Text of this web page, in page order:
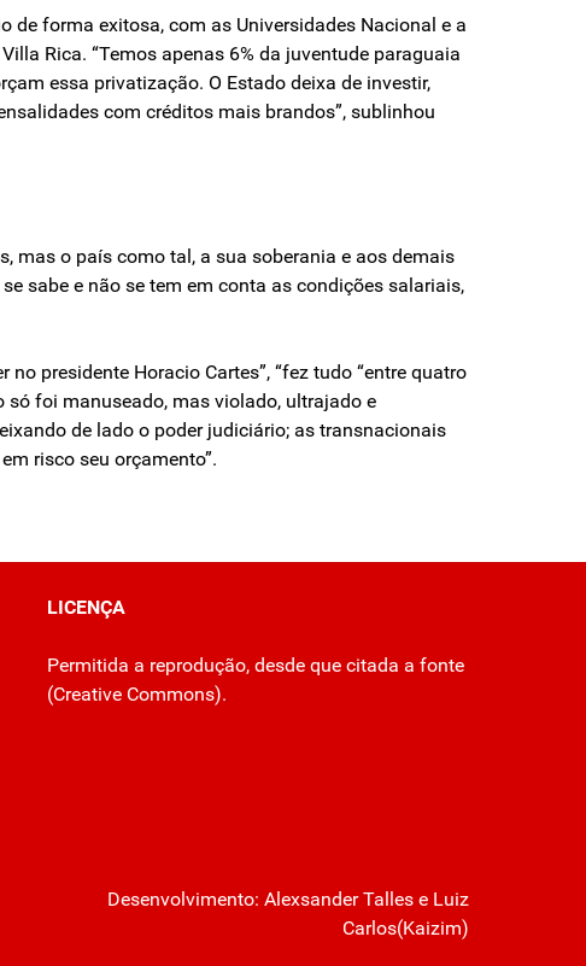
de forma exitosa, com as Universidades Nacional e a
Rica. “Temos apenas 6% da juventude paraguaia
essa privatização. O Estado deixa de investir,
com créditos mais brandos”, sublinhou
mas o país como tal, a sua soberania e aos demais
sabe e não se tem em conta as condições salariais,
presidente Horacio Cartes”, “fez tudo “entre quatro
só foi manuseado, mas violado, ultrajado e
de lado o poder judiciário; as transnacionais
risco seu orçamento”.
LICENÇA
Permitida a reprodução, desde que citada a fonte
(Creative Commons).
Desenvolvimento: Alexsander Tallese Luiz
Carlos(Kaizim)